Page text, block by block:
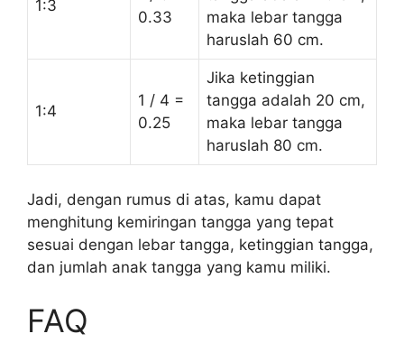
1:3
0.33
maka lebar tangga
haruslah 60 cm.
1:4
1 / 4 =
0.25
Jika ketinggian
tangga adalah 20 cm,
maka lebar tangga
haruslah 80 cm.
Jadi, dengan rumus di atas, kamu dapat
menghitung kemiringan tangga yang tepat
sesuai dengan lebar tangga, ketinggian tangga,
dan jumlah anak tangga yang kamu miliki.
FAQ